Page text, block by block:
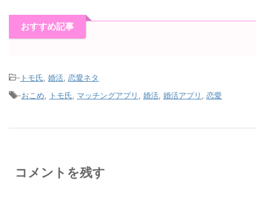
おすすめ記事
- トモ氏 婚活 恋愛ネタ
-おこめ トモ氏 マッチングアプリ 婚活 婚活アプリ 恋愛
コメントを残す